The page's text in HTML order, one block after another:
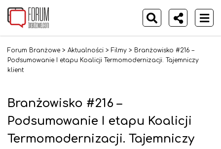
Forum Branżowe > Aktualności > Filmy > Branżowisko #216 –
Podsumowanie I etapu Koalicji Termomodernizacji. Tajemniczy
klient
Branżowisko #216 –
Podsumowanie I etapu Koalicji
Termomodernizacji. Tajemniczy